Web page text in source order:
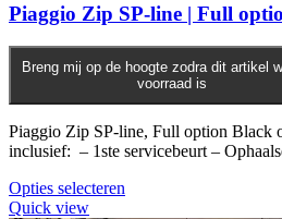
Piaggio Zip SP-line | Full
Breng mij op de hoogte zodra dit artikel
voorraad is
Piaggio Zip SP-line, Full option Black
inclusief: – 1ste servicebeurt –
Opties selecteren
Quick view